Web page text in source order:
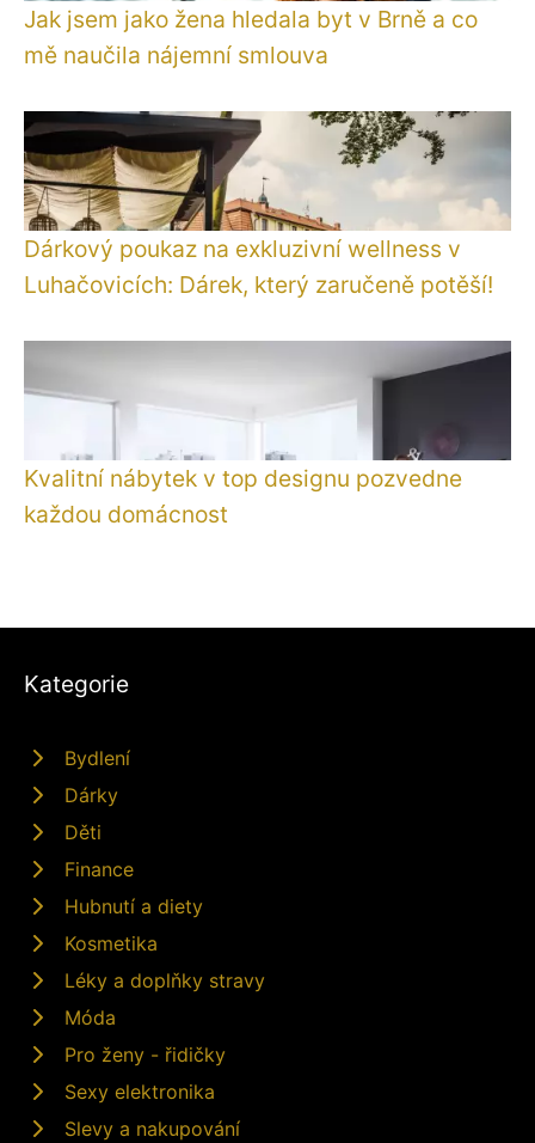
Jak jsem jako žena hledala byt v Brně a co
mě naučila nájemní smlouva
Dárkový poukaz na exkluzivní wellness v
Luhačovicích: Dárek, který zaručeně potěší!
Kvalitní nábytek v top designu pozvedne
každou domácnost
Kategorie
Bydlení
Dárky
Děti
Finance
Hubnutí a diety
Kosmetika
Léky a doplňky stravy
Móda
Pro ženy - řidičky
Sexy elektronika
Slevy a nakupování